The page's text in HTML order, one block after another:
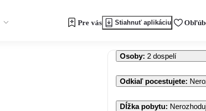
Pre vás Stiahnuť aplikáciu
Osoby: 2 dospelí
Odkiaľ pocestujete:
Dĺžka pobytu: